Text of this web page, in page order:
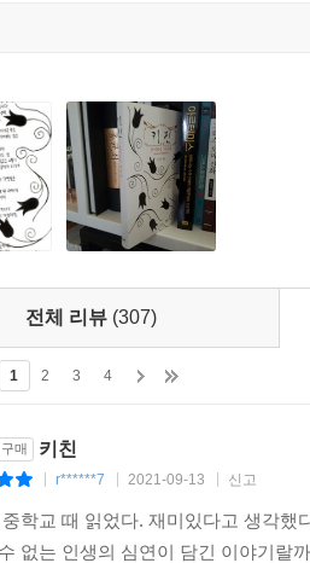
불현듯 말이 되어 머리를 스친다.
면 그 외에는 아무것도 필요없다.'
었지만 나는 상당히 당황하였다. 너
황이나 외부의 힘에 굴하는 것이 아
이 끝나가고 있는데, 조금도 초초하
고 싶다. 그러나 그때는 이미 늦다. 드
가다듬고 나무 젓가락을 갈랐다. 배
장한 맛이다.(중략) 그리하여 가게
되고 말았다. 내가 정말 무슨 생각
온 빈 택시를 본 순간, 결심 하였다.
전체 리뷰 (307)
1 2 3 4
구매 키친
r******7 2021-09-13 신고
학교 때 읽었다. 재미있다고 생각
없는 인생의 심연이 담긴 이야기랄